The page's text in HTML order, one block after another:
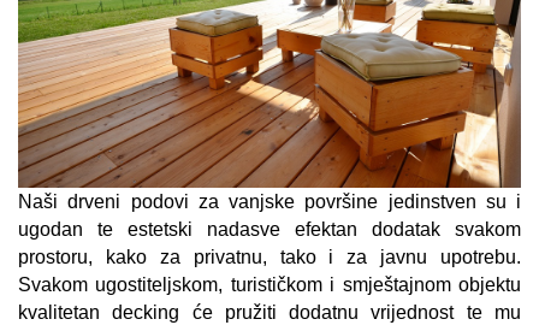
Naši drveni podovi za vanjske površine jedinstven su i
ugodan te estetski nadasve efektan dodatak svakom
prostoru, kako za privatnu, tako i za javnu upotrebu.
Svakom ugostiteljskom, turističkom i smještajnom objektu
kvalitetan decking će pružiti dodatnu vrijednost te mu